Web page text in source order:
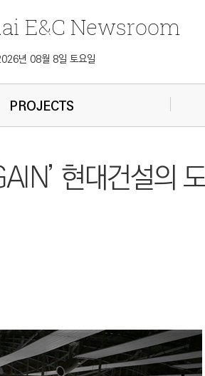
E&C Newsroom
년 08월 8일 토요일
PROJECTS
현대건설의